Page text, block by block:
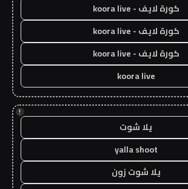
كورة لايف - koora live
كورة لايف - koora live
كورة لايف - koora live
koora live
!
يلا شوت
yalla shoot
يلا شوت زون